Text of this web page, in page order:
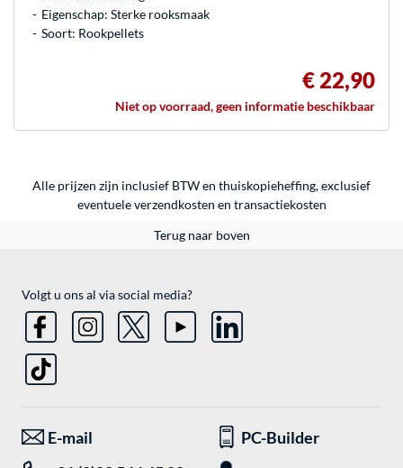
Eigenschap: Sterke rooksmaak
Soort: Rookpellets
€ 22,90
Niet op voorraad, geen informatie beschikbaar
Alle prijzen zijn inclusief BTW en thuiskopieheffing, exclusief
eventueleverzendkosten en transactiekosten
Terug naar boven
Volgt u ons al via social media?
E-mail
PC-Builder